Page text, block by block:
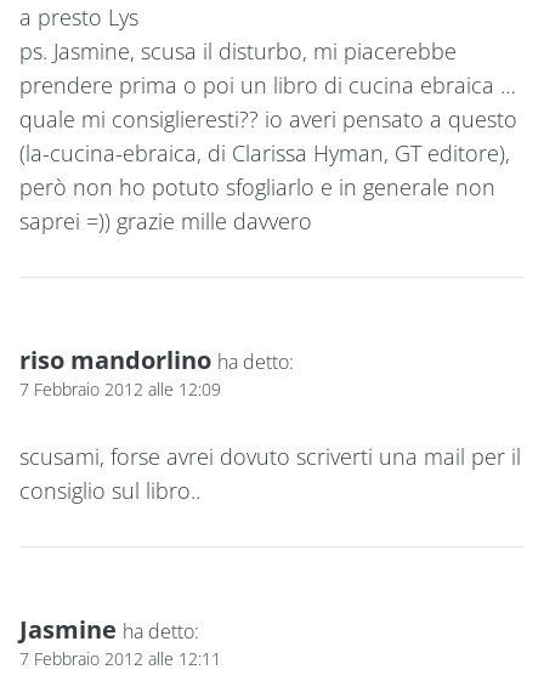
a presto Lys
ps. Jasmine, scusa il disturbo, mi piacerebbe
prendere prima o poi un libro di cucina ebraica …
quale mi consiglieresti?? io averi pensato a questo
(la-cucina-ebraica, di Clarissa Hyman, GT editore),
però non ho potuto sfogliarlo e in generale non
saprei =)) grazie mille davvero
riso mandorlino ha detto:
7 Febbraio 2012 alle 12:09
scusami, forse avrei dovuto scriverti una mail per il
consiglio sul libro..
Jasmine ha detto:
7 Febbraio 2012 alle 12:11